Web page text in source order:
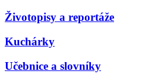
Životopisy a reportáže
Kuchárky
Učebnice a slovníky